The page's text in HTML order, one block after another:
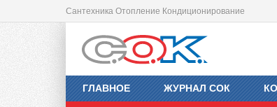
Сантехника Отопление Кондиционирование
ГЛАВНОЕ ЖУРНАЛ СОК